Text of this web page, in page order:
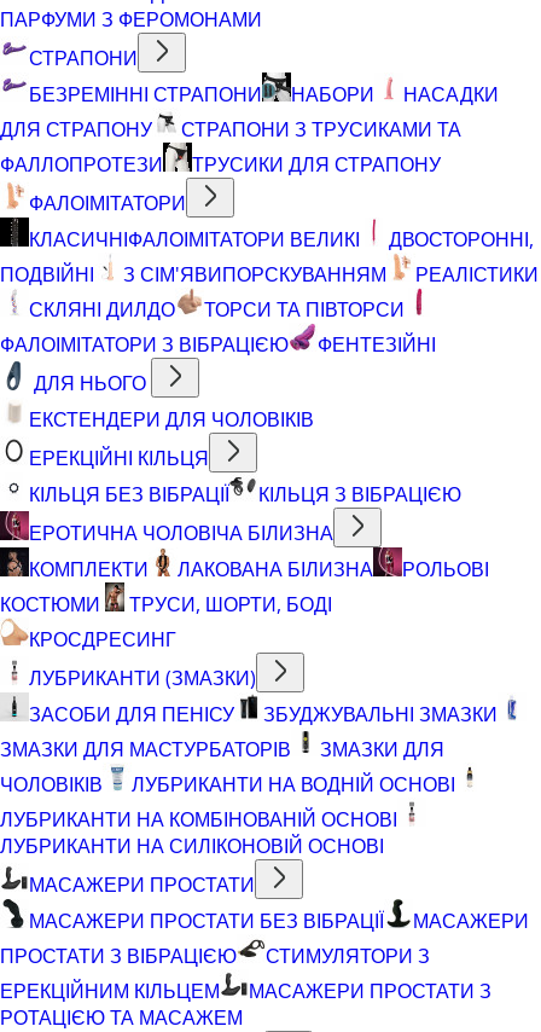
ПАРФУМИ З ФЕРОМОНАМИ
СТРАПОНИ
БЕЗРЕМІННІ СТРАПОНИ
НАБОРИ
НАСАДКИ
ДЛЯ СТРАПОНУ
СТРАПОНИ З ТРУСИКАМИ ТА
ФАЛЛОПРОТЕЗИ
ТРУСИКИ ДЛЯ СТРАПОНУ
ФАЛОІМІТАТОРИ
КЛАСИЧНІФАЛОІМІТАТОРИ ВЕЛИКІ
ДВОСТОРОННІ,
ПОДВІЙНІ
З СІМ'ЯВИПОРСКУВАННЯМ
РЕАЛІСТИКИ
СКЛЯНІ ДИЛДО
ТОРСИ ТА ПІВТОРСИ
ФАЛОІМІТАТОРИ З ВІБРАЦІЄЮ
ФЕНТЕЗІЙНІ
ДЛЯ НЬОГО
ЕКСТЕНДЕРИ ДЛЯ ЧОЛОВІКІВ
ЕРЕКЦІЙНІ КІЛЬЦЯ
КІЛЬЦЯ БЕЗ ВІБРАЦІЇ
КІЛЬЦЯ З ВІБРАЦІЄЮ
ЕРОТИЧНА ЧОЛОВІЧА БІЛИЗНА
КОМПЛЕКТИ
ЛАКОВАНА БІЛИЗНА
РОЛЬОВІ
КОСТЮМИ
ТРУСИ, ШОРТИ, БОДІ
КРОСДРЕСИНГ
ЛУБРИКАНТИ (ЗМАЗКИ)
ЗАСОБИ ДЛЯ ПЕНІСУ
ЗБУДЖУВАЛЬНІ ЗМАЗКИ
ЗМАЗКИ ДЛЯ МАСТУРБАТОРІВ
ЗМАЗКИ ДЛЯ
ЧОЛОВІКІВ
ЛУБРИКАНТИ НА ВОДНІЙ ОСНОВІ
ЛУБРИКАНТИ НА КОМБІНОВАНІЙ ОСНОВІ
ЛУБРИКАНТИ НА СИЛІКОНОВІЙ ОСНОВІ
МАСАЖЕРИ ПРОСТАТИ
МАСАЖЕРИ ПРОСТАТИ БЕЗ ВІБРАЦІЇ
МАСАЖЕРИ
ПРОСТАТИ З ВІБРАЦІЄЮ
СТИМУЛЯТОРИ З
ЕРЕКЦІЙНИМ КІЛЬЦЕМ
МАСАЖЕРИ ПРОСТАТИ З
РОТАЦІЄЮ ТА МАСАЖЕМ